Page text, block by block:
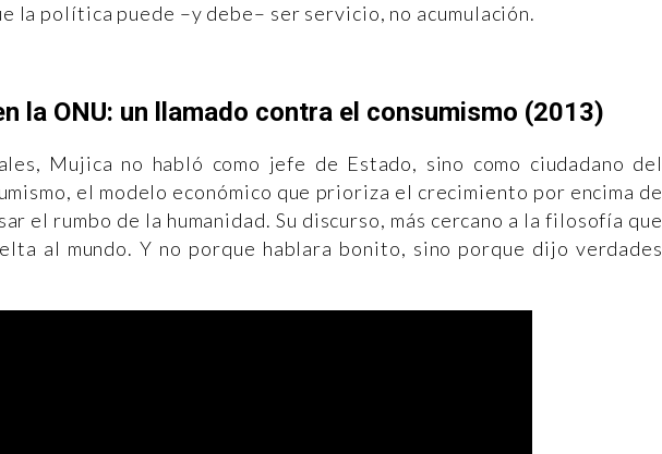
la política puede –y debe– ser servicio, no acumulación.
la ONU: un llamado contra el consumismo (2013)
Mujica no habló como jefe de Estado, sino como ciudadano del
el modelo económico que prioriza el crecimiento por encima de
el rumbo de la humanidad. Su discurso, más cercano a la filosofía que
al mundo. Y no porque hablara bonito, sino porque dijo verdades